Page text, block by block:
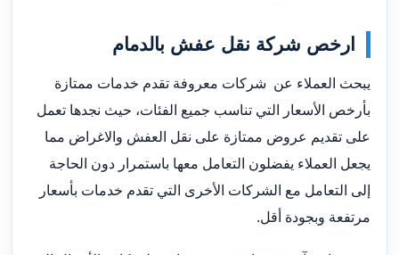
ارخص شركة نقل عفش بالدمام
يبحث العملاء عن شركات معروفة تقدم خدمات ممتازة
بأرخص الأسعار التي تناسب جميع الفئات، حيث نجدها تعمل
على تقديم عروض ممتازة على نقل العفش والاغراض مما
يجعل العملاء يفضلون التعامل معها باستمرار دون الحاجة
إلى التعامل مع الشركات الأخرى التي تقدم خدمات بأسعار
مرتفعة وبجودة أقل.